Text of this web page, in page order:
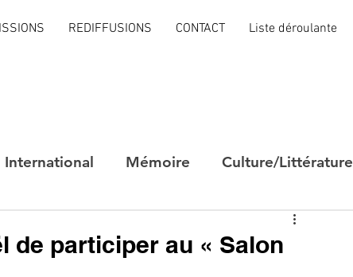
REDIFFUSIONS CONTACT Liste déroulante
International Mémoire Culture/Littérature
de participer au « Salon